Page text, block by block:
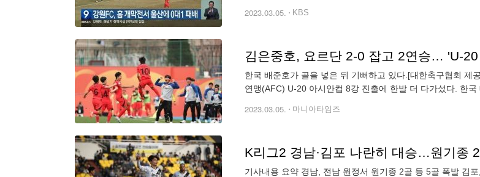
2023.03.05. KBS
김은중호, 요르단 2-0 잡고 2연승… 'U-
한국 배준호가 골을 넣은 뒤 기뻐하고 있다.[대한축구협회
연맹(AFC) U-20 아시안컵 8강 진출에 한발 더 다가섰다. 한
2023.03.05. 마니아타임즈
K리그2 경남·김포 나란히 대승…원기종
기사내용 요약 경남, 전남 원정서 원기종 2골 등 5골 폭발 김